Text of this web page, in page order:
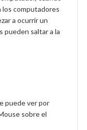
computadores
a ocurrir un
pueden saltar a la
puede ver por
sobre el